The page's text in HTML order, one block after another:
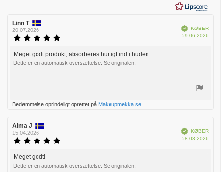
stjerner
Forfatter
af
bedømmelsen:
Linn T
20.07.2026
ud
af
Verificeret
KØBER
29.06.2026
Tekst
til
Meget godt produkt, absorberes hurtigt ind i huden
Dette er en automatisk oversættelse. Se originalen.
op
Bedømmelse oprindeligt oprettet på Makeupmekka.se
Forfatter
af
bedømmelsen:
Alma J
15.04.2026
af
Verificeret
KØBER
28.03.2026
Tekst
til
Meget godt!
Dette er en automatisk oversættelse. Se originalen.